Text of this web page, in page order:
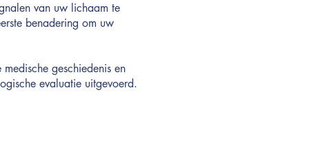
van uw lichaam te
benadering om uw
geschiedenis en
evaluatie uitgevoerd.